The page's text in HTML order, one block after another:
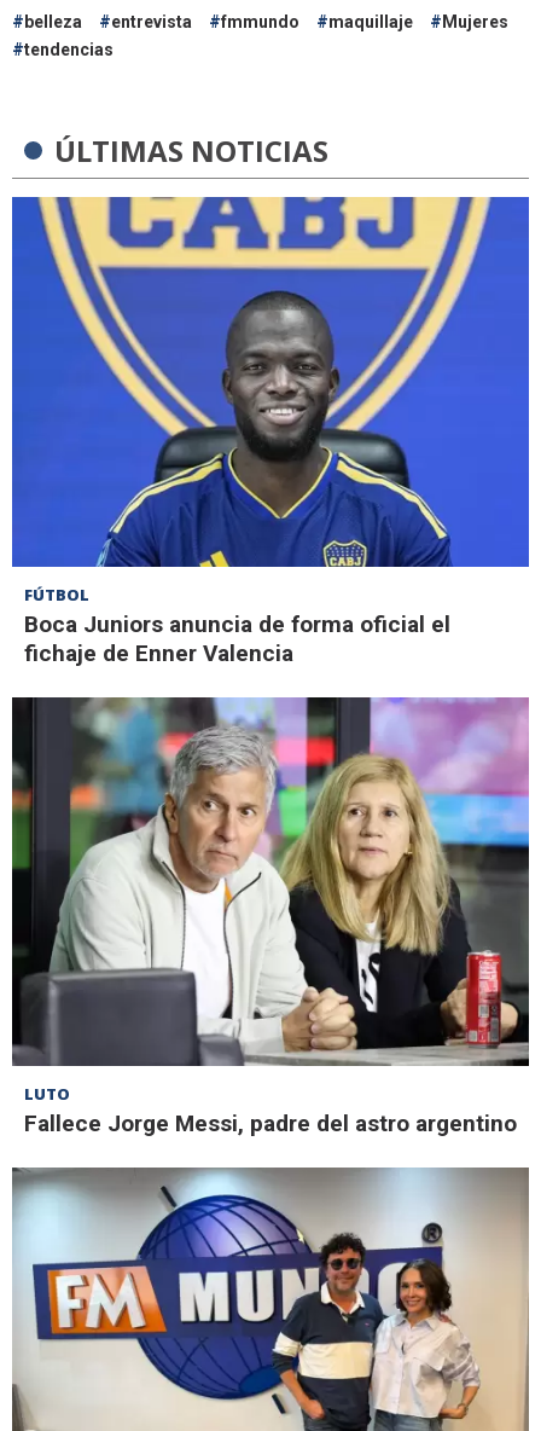
belleza entrevista fmmundo maquillaje
Mujeres
tendencias
ÚLTIMAS NOTICIAS
FÚTBOL
Boca Juniors anuncia de forma oficial el
fichaje de Enner Valencia
LUTO
Fallece Jorge Messi, padre del astro argentino